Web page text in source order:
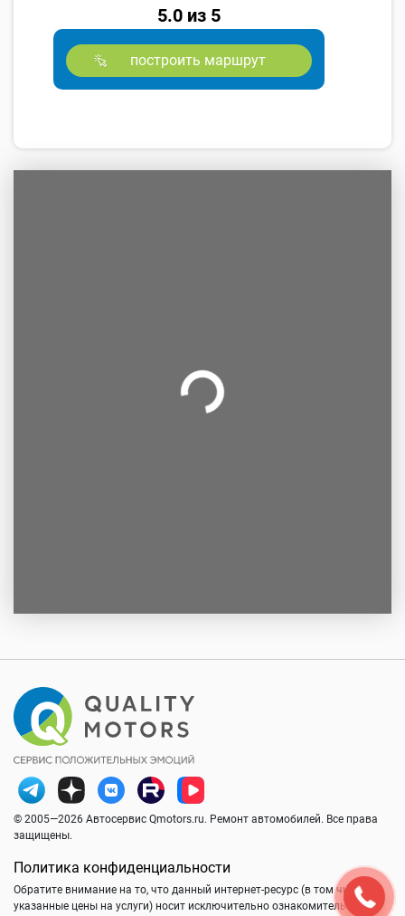
5.0 из 5
построить маршрут
© 2005—2026 Автосервис Qmotors.ru. Ремонт автомобилей. Все права
защищены.
Политика конфиденциальности
Обратите внимание на то, что данный интернет-ресурс (в том числе
указанные цены на услуги) носит исключительно ознакомительный